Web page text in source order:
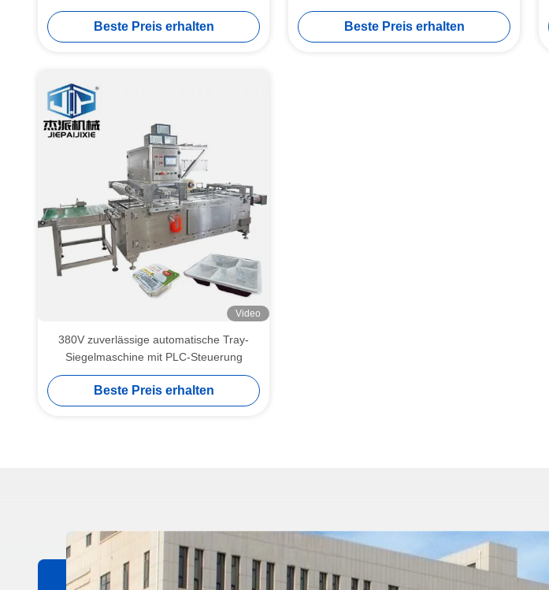
Snacks Frisches Rindfleisch
Meeresfrüchte Schweinefleisch Lamm
Käse Geflügel
Beste Preis erhalten
geringem Rückstand an Sauerstoff
Beste Preis erhalten
Video
380V zuverlässige automatische Tray-
Siegelmaschine mit PLC-Steuerung
Beste Preis erhalten